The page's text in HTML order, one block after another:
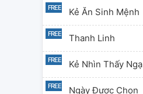
Kẻ Ăn Sinh Mệnh
Thanh Linh
Kẻ Nhìn Thấy Ngạ
Ngày Được Chọn